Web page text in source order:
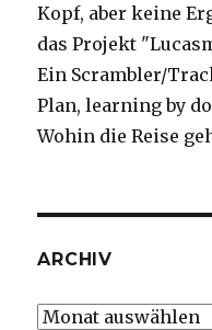
Kopf, aber keine
das Projekt
Ein Scrambler/
Plan, learning by
Wohin die Reise
ARCHIV
Archiv